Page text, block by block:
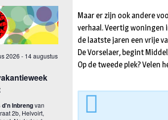
Maar er zijn ook andere
verhaal. Veertig woningen
de laatste jaren een vrije
De Vorselaer, begint
Op de tweede plek? Velen